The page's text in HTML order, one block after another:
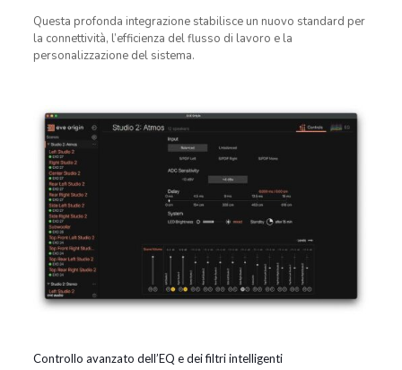
Questa profonda integrazione stabilisce un nuovo standard per
la connettività, l’efficienza del flusso di lavoro e la
personalizzazione del sistema.
Controllo avanzato dell’EQ e dei filtri intelligenti